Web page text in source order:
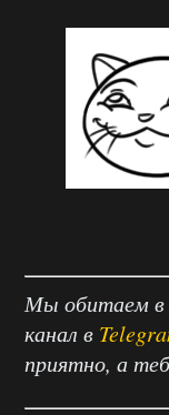
Мы обитаем в
канал в
приятно, а